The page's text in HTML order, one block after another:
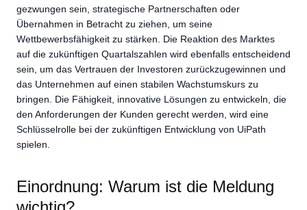
gezwungen sein, strategische Partnerschaften oder
Übernahmen in Betracht zu ziehen, um seine
Wettbewerbsfähigkeit zu stärken. Die Reaktion des Marktes
auf die zukünftigen Quartalszahlen wird ebenfalls entscheidend
sein, um das Vertrauen der Investoren zurückzugewinnen und
das Unternehmen auf einen stabilen Wachstumskurs zu
bringen. Die Fähigkeit, innovative Lösungen zu entwickeln, die
den Anforderungen der Kunden gerecht werden, wird eine
Schlüsselrolle bei der zukünftigen Entwicklung von UiPath
spielen.
Einordnung: Warum ist die Meldung